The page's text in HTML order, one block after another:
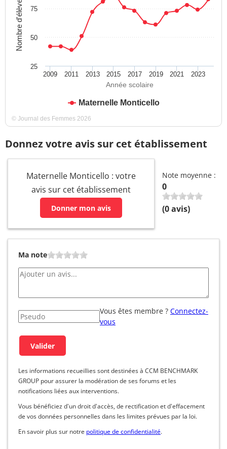
Année scolaire
Nombre d'élèves
Maternelle Monticello
2009 2011 2013 2015 2017 2019 2021 2023
25
50
75
© Journal des Femmes 2026
Donnez votre avis sur cet établissement
Maternelle Monticello : votre
avis sur cet établissement
Donner mon avis
Note moyenne :
0
(0avis)
Ma note
Vous êtes membre ? Connectez-
vous
Les informations recueillies sont destinées à CCM BENCHMARK
GROUP pour assurer la modération de ses forums et les
notifications liées aux interventions.
Vous bénéficiez d'un droit d'accès, de rectification et d'effacement
de vos données personnelles dans les limites prévues par la loi.
En savoir plus sur notre politique de confidentialité.